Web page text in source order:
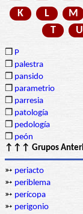
K
L M
T
U
❒ P
❒ palestra
❒ pansido
❒ parametrio
❒ parresia
❒ patología
❒ pedología
❒ peón
↑↑↑ Grupos
➳ periacto
➳ periblema
➳ perícopa
➳ perigonio